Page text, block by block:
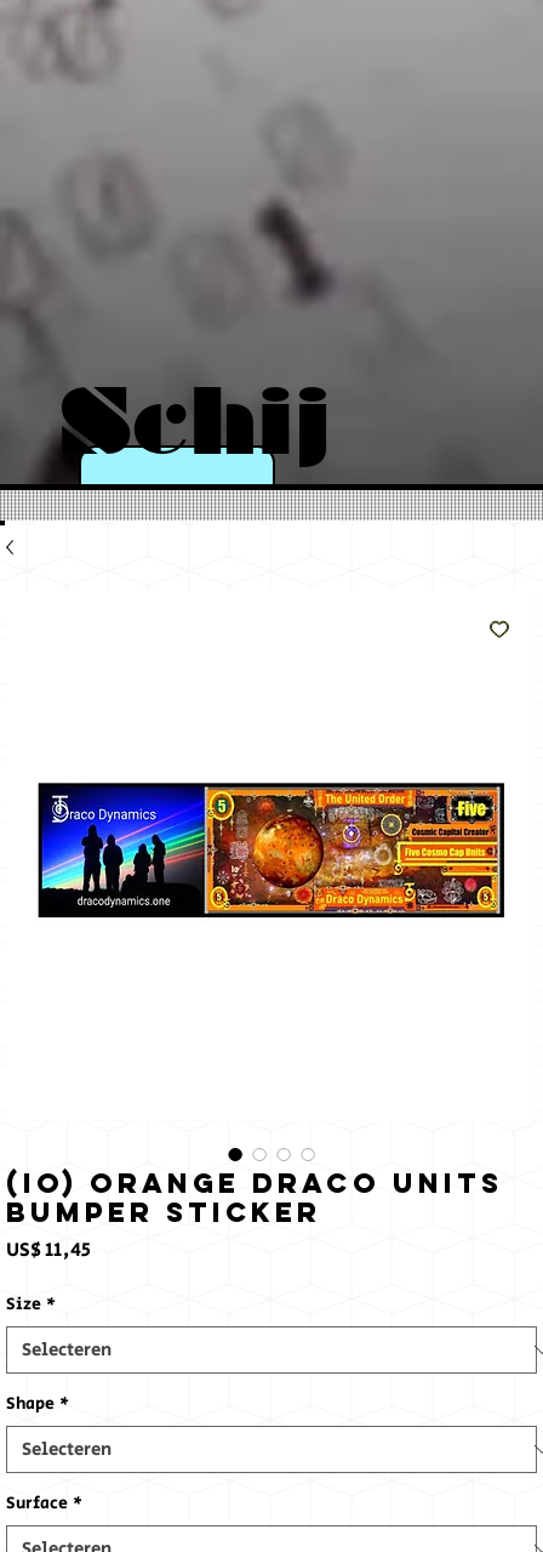
Schij
n als
zon
(Io) Orange Draco Units
Bumper Sticker
US$ 11,45
Size *
Shape *
Surface *